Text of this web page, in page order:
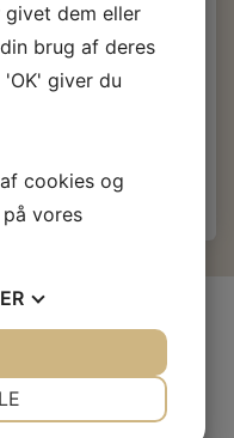
dem eller
brug af deres
giver du
cookies og
vores